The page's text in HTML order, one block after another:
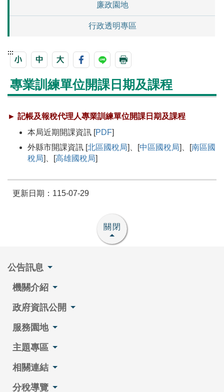
廉政園地
行政透明專區
:::
專業訓練單位開課日期及課程
► 記帳及報稅代理人專業訓練單位開課日期及課程
本局近期開課資訊 [PDF]
外縣市開課資訊 [北區國稅局]、[中區國稅局]、[南區國
稅局]、[高雄國稅局]
更新日期：115-07-29
關閉
公告訊息
機關介紹
政府資訊公開
服務園地
主題專區
相關連結
分稅導覽